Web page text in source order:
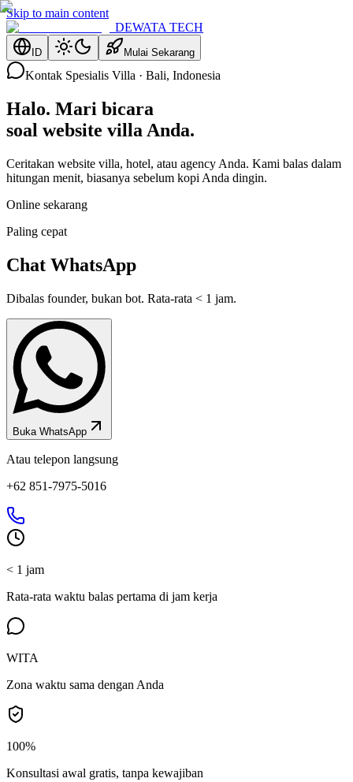
Skip to main content
DEWATA TECH
ID Mulai Sekarang
Kontak Spesialis Villa · Bali, Indonesia
Halo. Mari bicara
soal website villa Anda.
Ceritakan website villa, hotel, atau agency Anda. Kami balas dalam
hitungan menit, biasanya sebelum kopi Anda dingin.
Online sekarang
Paling cepat
Chat WhatsApp
Dibalas founder, bukan bot. Rata-rata < 1 jam.
Buka WhatsApp
Atau telepon langsung
+62 851-7975-5016
< 1 jam
Rata-rata waktu balas pertama di jam kerja
WITA
Zona waktu sama dengan Anda
100%
Konsultasi awal gratis, tanpa kewajiban